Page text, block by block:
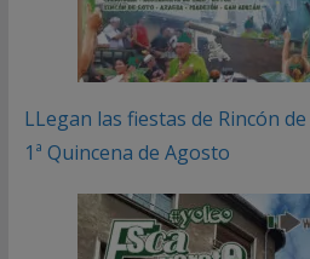
LLegan las fiestas de Rincón
1ª Quincena de Agosto